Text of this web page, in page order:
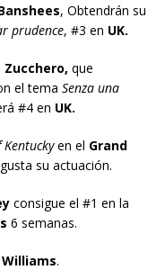
, Obtendrán su
prudence, #3 en UK.
que
el tema Senza una
#4 en UK.
en el Grand
su actuación.
consigue el #1 en la
6 semanas.
.